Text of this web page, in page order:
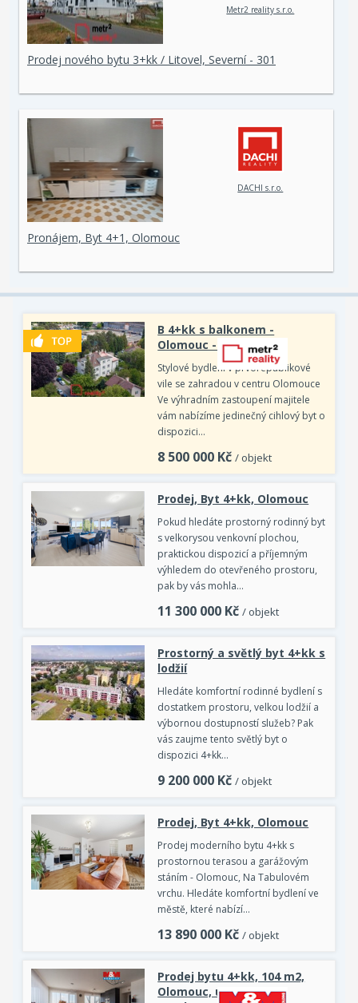
Metr2 reality s.r.o.
Prodej nového bytu 3+kk / Litovel, Severní - 301
DACHI s.r.o.
Pronájem, Byt 4+1, Olomouc
B 4+kk s balkonem -
Olomouc - Václavkova
Stylové bydlení v prvorepublikové
vile se zahradou v centru Olomouce
Ve výhradním zastoupení majitele
vám nabízíme jedinečný cihlový byt o
dispozici…
8 500 000 Kč / objekt
Prodej, Byt 4+kk, Olomouc
Pokud hledáte prostorný rodinný byt
s velkorysou venkovní plochou,
praktickou dispozicí a příjemným
výhledem do otevřeného prostoru,
pak by vás mohla…
11 300 000 Kč / objekt
Prostorný a světlý byt 4+kk s
lodžií
Hledáte komfortní rodinné bydlení s
dostatkem prostoru, velkou lodžií a
výbornou dostupností služeb? Pak
vás zaujme tento světlý byt o
dispozici 4+kk…
9 200 000 Kč / objekt
Prodej, Byt 4+kk, Olomouc
Prodej moderního bytu 4+kk s
prostornou terasou a garážovým
stáním - Olomouc, Na Tabulovém
vrchu. Hledáte komfortní bydlení ve
městě, které nabízí…
13 890 000 Kč / objekt
Prodej bytu 4+kk, 104 m2,
Olomouc, ul. Eduarda